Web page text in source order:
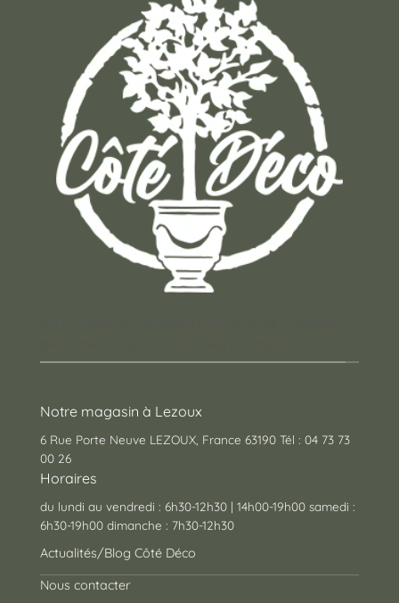
Notre magasin à Lezoux
6 Rue Porte Neuve LEZOUX, France 63190 Tél : 04 73 73
00 26
Horaires
du lundi au vendredi : 6h30-12h30 | 14h00-19h00 samedi :
6h30-19h00 dimanche : 7h30-12h30
Actualités/Blog Côté Déco
Nous contacter